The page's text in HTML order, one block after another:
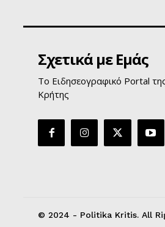
Σχετικά με Εμάς
Το Ειδησεογραφικό Portal
Κρήτης
© 2024 - Politika Kritis. All